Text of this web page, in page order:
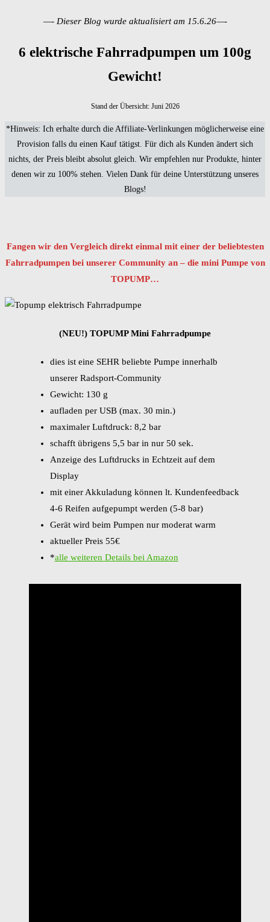
—- Dieser Blog wurde aktualisiert am 15.6.26—-
6 elektrische Fahrradpumpen um 100g
Gewicht!
Stand der Übersicht: Juni 2026
*Hinweis: Ich erhalte durch die Affiliate-Verlinkungen möglicherweise eine
Provision falls du einen Kauf tätigst. Für dich als Kunden ändert sich
nichts, der Preis bleibt absolut gleich. Wir empfehlen nur Produkte, hinter
denen wir zu 100% stehen. Vielen Dank für deine Unterstützung unseres
Blogs!
Fangen wir den Vergleich direkt einmal mit einer der beliebtesten
Fahrradpumpen bei unserer Community an – die mini Pumpe von
TOPUMP…
(NEU!) TOPUMP Mini Fahrradpumpe
dies ist eine SEHR beliebte Pumpe innerhalb
unserer Radsport-Community
Gewicht: 130 g
aufladen per USB (max. 30 min.)
maximaler Luftdruck: 8,2 bar
schafft übrigens 5,5 bar in nur 50 sek.
Anzeige des Luftdrucks in Echtzeit auf dem
Display
mit einer Akkuladung können lt. Kundenfeedback
4-6 Reifen aufgepumpt werden (5-8 bar)
Gerät wird beim Pumpen nur moderat warm
aktueller Preis 55€
*alle weiteren Details bei Amazon